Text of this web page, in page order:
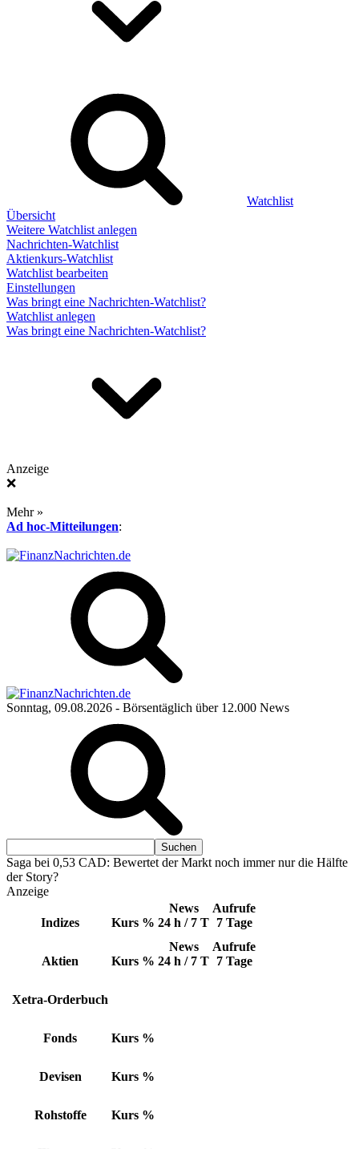
Watchlist
Übersicht
Weitere Watchlist anlegen
Nachrichten-Watchlist
Aktienkurs-Watchlist
Watchlist bearbeiten
Einstellungen
Was bringt eine Nachrichten-Watchlist?
Watchlist anlegen
Was bringt eine Nachrichten-Watchlist?
Anzeige
❌
Mehr »
Ad hoc-Mitteilungen:
Sonntag, 09.08.2026 - Börsentäglich über 12.000 News
Saga bei 0,53 CAD: Bewertet der Markt noch immer nur die Hälfte
der Story?
Anzeige
Indizes Kurs %
News
24 h / 7 T
Aufrufe
7 Tage
Aktien Kurs %
News
24 h / 7 T
Aufrufe
7 Tage
Xetra-Orderbuch
Fonds Kurs %
Devisen Kurs %
Rohstoffe Kurs %